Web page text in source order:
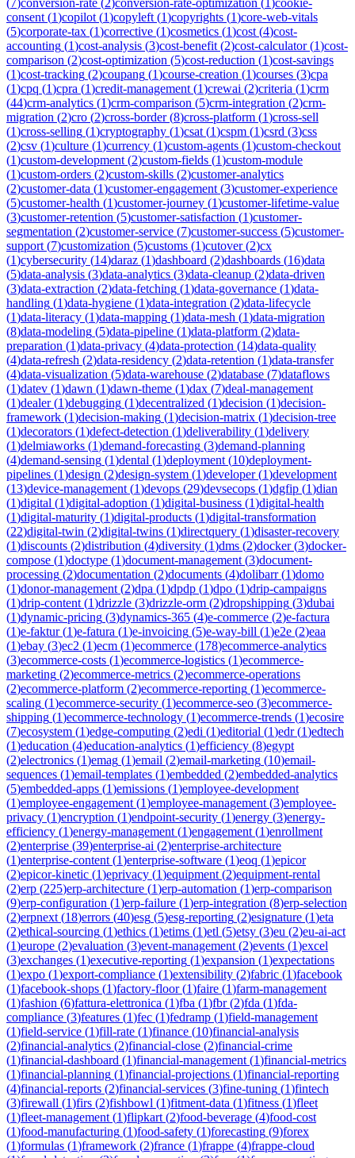
consent (1)copilot (1)copyleft (1)copyrights (1)core-web-vitals
(5)corporate-tax (1)corrective (1)cosmetics (1)cost (4)cost-
accounting (1)cost-analysis (3)cost-benefit (2)cost-calculator(1)cost-
comparison (2)cost-optimization (5)cost-reduction (1)cost-savings
(1)cost-tracking (2)coupang (1)course-creation (1)courses (3)cpa
(1)cpq (1)cpra (1)credit-management (1)crewai (2)criteria (1)crm
(44)crm-analytics (1)crm-comparison (5)crm-integration (2)crm-
migration (2)cro (2)cross-border(8)cross-platform (1)cross-sell
(1)cross-selling (1)cryptography (1)csat (1)cspm (1)csrd (3)css
(2)csv (1)culture (1)currency (1)custom-agents (1)custom-checkout
(1)custom-development (2)custom-fields (1)custom-module
(1)custom-orders (2)custom-skills (2)customer-analytics
(2)customer-data (1)customer-engagement (3)customer-experience
(5)customer-health (1)customer-journey (1)customer-lifetime-value
(3)customer-retention (5)customer-satisfaction (1)customer-
segmentation (2)customer-service (7)customer-success (5)customer-
support (7)customization (5)customs (1)cutover(2)cx
(1)cybersecurity (14)daraz (1)dashboard (2)dashboards (16)data
(5)data-analysis (3)data-analytics (3)data-cleanup (2)data-driven
(3)data-extraction (2)data-fetching (1)data-governance (1)data-
handling (1)data-hygiene (1)data-integration (2)data-lifecycle
(1)data-literacy (1)data-mapping (1)data-mesh (1)data-migration
(8)data-modeling (5)data-pipeline (1)data-platform (2)data-
preparation (1)data-privacy (4)data-protection (14)data-quality
(4)data-refresh (2)data-residency (2)data-retention (1)data-transfer
(4)data-visualization (5)data-warehouse (2)database (7)dataflows
(1)datev (1)dawn (1)dawn-theme (1)dax (7)deal-management
(1)dealer(1)debugging (1)decentralized (1)decision (1)decision-
framework (1)decision-making (1)decision-matrix (1)decision-tree
(1)decorators (1)defect-detection (1)deliverability (1)delivery
(1)delmiaworks (1)demand-forecasting (3)demand-planning
(4)demand-sensing (1)dental (1)deployment (10)deployment-
pipelines (1)design (2)design-system (1)developer(1)development
(13)device-management (1)devops (29)devsecops (1)dgfip (1)dian
(1)digital (1)digital-adoption (1)digital-business (1)digital-health
(1)digital-maturity (1)digital-products (1)digital-transformation
(22)digital-twin (2)digital-twins (1)directquery (1)disaster-recovery
(1)discounts (2)distribution (4)diversity (1)dms (2)docker(3)docker-
compose (1)doctype (1)document-management (3)document-
processing (2)documentation (2)documents (4)dolibarr(1)domo
(1)donor-management (2)dpa (1)dpdp (1)dpo (1)drip-campaigns
(1)drip-content (1)drizzle (3)drizzle-orm (2)dropshipping (3)dubai
(1)dynamic-pricing (3)dynamics-365 (4)e-commerce (2)e-factura
(1)e-faktur(1)e-fatura (1)e-invoicing (5)e-way-bill (1)e2e (2)eaa
(1)ebay (3)ec2 (1)ecm (1)ecommerce (178)ecommerce-analytics
(3)ecommerce-costs (1)ecommerce-logistics (1)ecommerce-
marketing (2)ecommerce-metrics (2)ecommerce-operations
(2)ecommerce-platform (2)ecommerce-reporting (1)ecommerce-
scaling (1)ecommerce-security (1)ecommerce-seo (3)ecommerce-
shipping (1)ecommerce-technology (1)ecommerce-trends (1)ecosire
(7)ecosystem (1)edge-computing (2)edi (1)editorial (1)edr(1)edtech
(1)education (4)education-analytics (1)efficiency (8)egypt
(2)electronics (1)emag (1)email (2)email-marketing (10)email-
sequences (1)email-templates (1)embedded (2)embedded-analytics
(5)embedded-apps (1)emissions (1)employee-development
(1)employee-engagement (1)employee-management (3)employee-
privacy (1)encryption (1)endpoint-security (1)energy (3)energy-
efficiency (1)energy-management (1)engagement (1)enrollment
(2)enterprise (39)enterprise-ai (2)enterprise-architecture
(1)enterprise-content (1)enterprise-software (1)eoq (1)epicor
(2)epicor-kinetic (1)eprivacy (1)equipment (2)equipment-rental
(2)erp (225)erp-architecture (1)erp-automation (1)erp-comparison
(9)erp-configuration (1)erp-failure (1)erp-integration (8)erp-selection
(2)erpnext (18)errors (40)esg (5)esg-reporting (2)esignature (1)eta
(2)ethical-sourcing (1)ethics (1)etims (1)etl (5)etsy (3)eu (2)eu-ai-act
(1)europe (2)evaluation (3)event-management (2)events (1)excel
(3)exchanges (1)executive-reporting (1)expansion (1)expectations
(1)expo (1)export-compliance (1)extensibility (2)fabric (1)facebook
(1)facebook-shops (1)factory-floor(1)faire (1)farm-management
(1)fashion (6)fattura-elettronica (1)fba (1)fbr(2)fda (1)fda-
compliance (3)features (1)fec (1)fedramp (1)field-management
(1)field-service (1)fill-rate (1)finance (10)financial-analysis
(2)financial-analytics (2)financial-close (2)financial-crime
(1)financial-dashboard (1)financial-management (1)financial-metrics
(1)financial-planning (1)financial-projections (1)financial-reporting
(4)financial-reports (2)financial-services (3)fine-tuning (1)fintech
(3)firewall (1)firs (2)fishbowl (1)fitment-data (1)fitness (1)fleet
(1)fleet-management (1)flipkart (2)food-beverage (4)food-cost
(1)food-manufacturing (1)food-safety (1)forecasting (9)forex
(1)formulas (1)framework (2)france (1)frappe (4)frappe-cloud